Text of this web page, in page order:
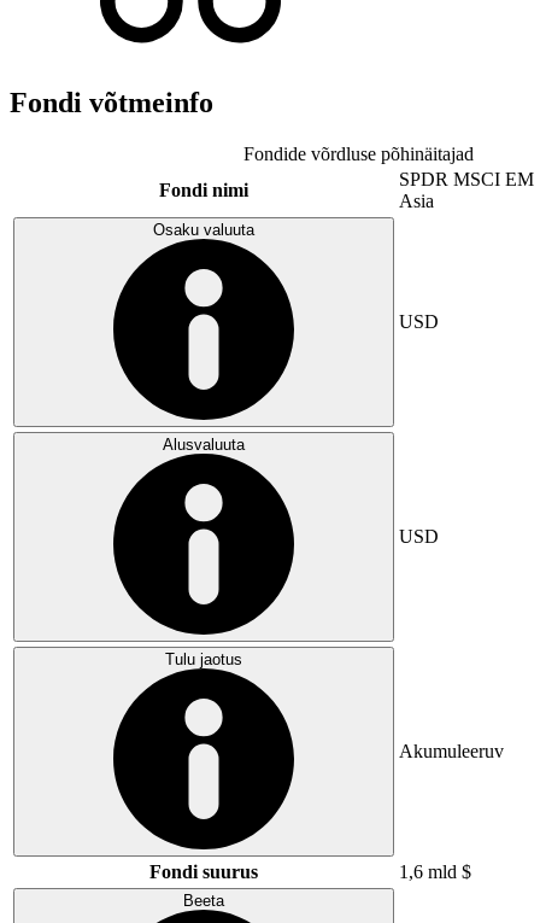
Fondi võtmeinfo
Fondide võrdluse põhinäitajad
Fondi nimi
SPDR MSCI EM
Asia
Osaku valuuta
USD
Alusvaluuta
USD
Tulu jaotus
Akumuleeruv
Fondi suurus 1,6 mld $
Beeta